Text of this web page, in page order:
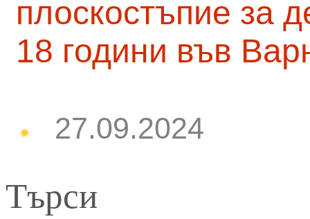
плоскостъпие за
18 години във
27.09.2024
Търси